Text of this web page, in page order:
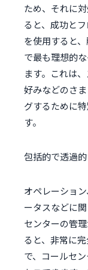
ため、それに
ると、成功と
を使用すると
で最も理想的
ます。これは
好みなどのさ
グするために
す。
包括的で透過
オペレーショ
ータスなどに
センターの管
ると、非常に
で、コールセ